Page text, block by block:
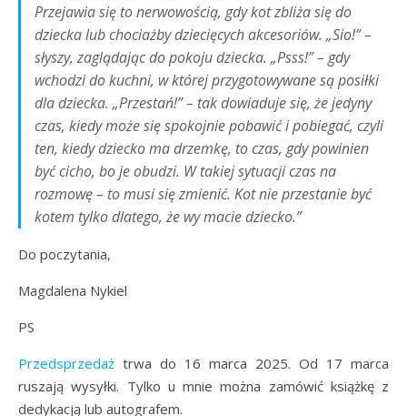
Przejawia się to nerwowością, gdy kot zbliża się do
dziecka lub chociażby dziecięcych akcesoriów. „Sio!” –
słyszy, zaglądając do pokoju dziecka. „Psss!” – gdy
wchodzi do kuchni, w której przygotowywane są posiłki
dla dziecka. „Przestań!” – tak dowiaduje się, że jedyny
czas, kiedy może się spokojnie pobawić i pobiegać, czyli
ten, kiedy dziecko ma drzemkę, to czas, gdy powinien
być cicho, bo je obudzi. W takiej sytuacji czas na
rozmowę – to musi się zmienić. Kot nie przestanie być
kotem tylko dlatego, że wy macie dziecko.”
Do poczytania,
Magdalena Nykiel
PS
Przedsprzedaż trwa do 16 marca 2025. Od 17 marca
ruszają wysyłki. Tylko u mnie można zamówić książkę z
dedykacją lub autografem.